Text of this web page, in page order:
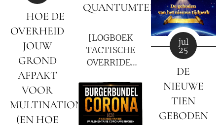
🚨 HOE DE
OVERHEID
JOUW
GROND
AFPAKT
VOOR
MULTINATIONALS
(EN HOE
QUANTUMTERMINALS
[LOGBOEK
TACTISCHE
OVERRIDE:
2026]
negatieve rol
en
samenzwering
in woord en
beeld van de
Rooms-
kerk binnen
onze huidige
samenleving.
jul
25
DE
NIEUWE
TIEN
GEBODEN